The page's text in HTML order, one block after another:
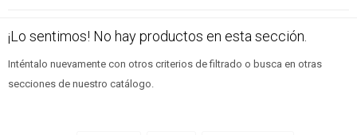
¡Lo sentimos! No hay productos en esta sección.
Inténtalo nuevamente con otros criterios de filtrado o busca en otras
secciones de nuestro catálogo.